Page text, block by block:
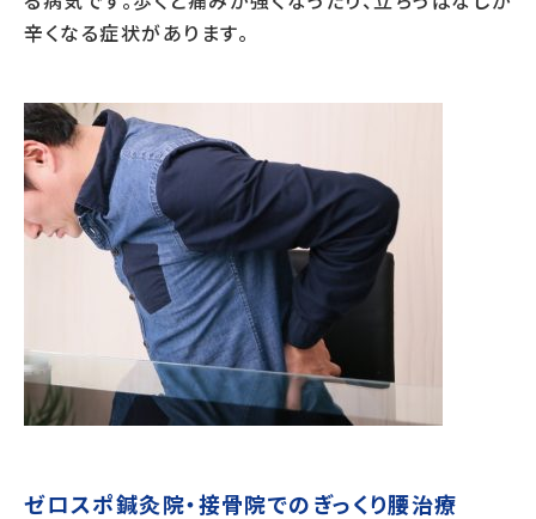
辛くなる症状があります。
ゼロスポ鍼灸院・接骨院でのぎっくり腰治療